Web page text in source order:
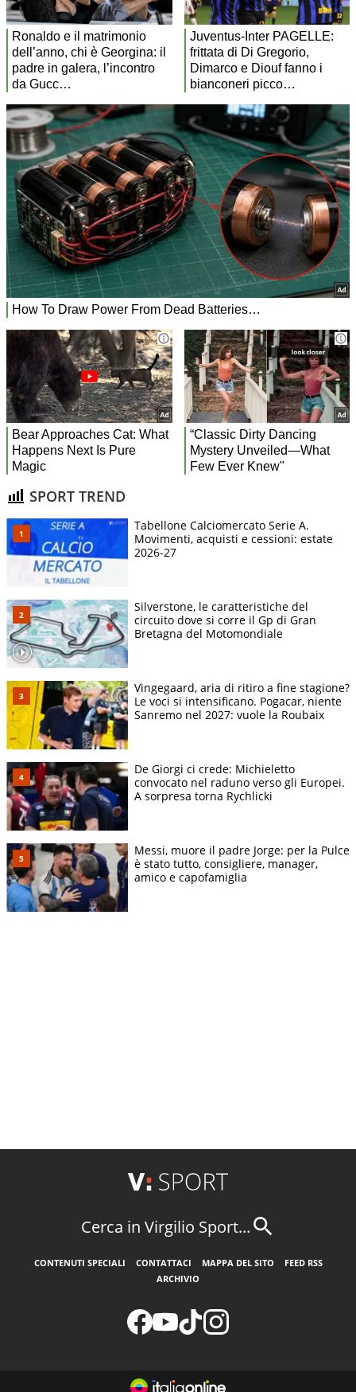
SPORT TREND
Tabellone Calciomercato Serie A.
Movimenti, acquisti e cessioni: estate
2026-27
Silverstone, le caratteristiche del
circuito dove si corre il Gp di Gran
Bretagna del Motomondiale
Vingegaard, aria di ritiro a fine stagione?
Le voci si intensificano. Pogacar, niente
Sanremo nel 2027: vuole la Roubaix
De Giorgi ci crede: Michieletto
convocato nel raduno verso gli Europei.
A sorpresa torna Rychlicki
Messi, muore il padre Jorge: per la Pulce
è stato tutto, consigliere, manager,
amico e capofamiglia
Cerca in Virgilio Sport...
CONTENUTI SPECIALI CONTATTACI MAPPA DEL SITO
FEED RSS
ARCHIVIO